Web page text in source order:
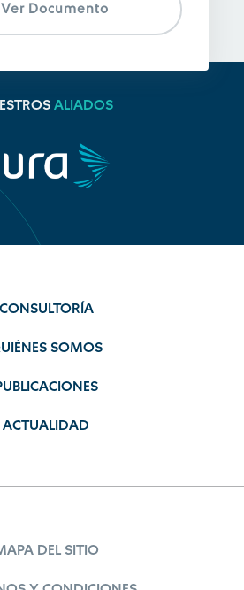
Ver Documento
ALIADOS
CONSULTORÍA
SOMOS
ACTUALIDAD
DEL SITIO